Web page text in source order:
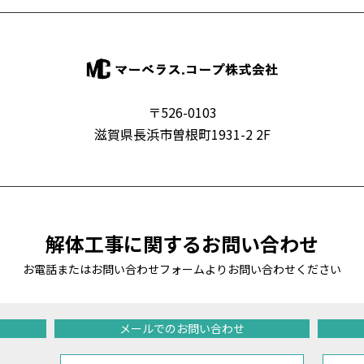
〒526-0103
滋賀県長浜市曽根町1931-2 2F
解体工事に関するお問い合わせ
お電話またはお問い合わせフォームよりお問い合わせください
メールでのお問い合わせ